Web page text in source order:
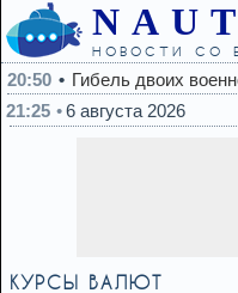
новости со
Гибель двоих
21:25
6 августа 2026
КУРСЫ ВАЛЮТ